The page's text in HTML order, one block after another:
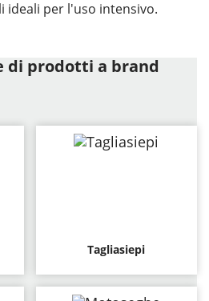
ideali per l'uso intensivo.
di prodotti a brand
Tagliasiepi